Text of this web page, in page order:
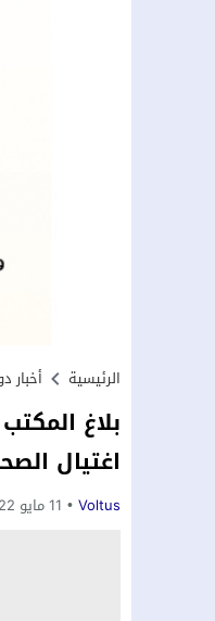
الرئيسية أخبار
بلاغ
اغتيال
Voltus 11 مايو 2022